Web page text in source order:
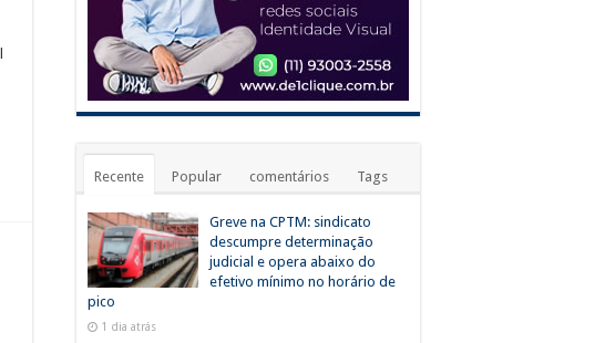
Recente Popular comentários Tags
Greve na CPTM: sindicato
descumpre determinação
judicial e opera abaixo do
efetivo mínimo no horário de
pico
1 dia atrás